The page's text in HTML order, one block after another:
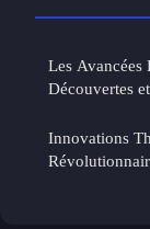
Les Avancées
Découvertes
Innovations